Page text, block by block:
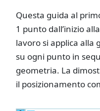
Questa guida al
1 punto dall’inizio
lavoro si applica alla
su ogni punto in
geometria. La
il posizionamento